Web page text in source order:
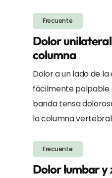
Frecuente
Dolor
columna
Dolor a un lado de
fácilmente palpable
banda tensa
la columna
Frecuente
Dolor lumbar y